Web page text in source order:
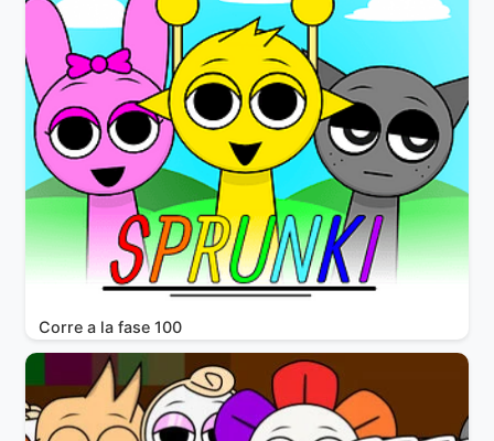
Corre a la fase 100